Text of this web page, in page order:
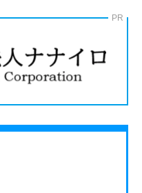
PR